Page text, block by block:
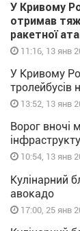
У Кривому
отримав
ракетної
11:16, 13 янв
У Кривому
тролейбусів
13:52, 13 янв
Ворог вночі
10:54, 13 янв
Кулінарний
авокадо
17:00, 25 янв